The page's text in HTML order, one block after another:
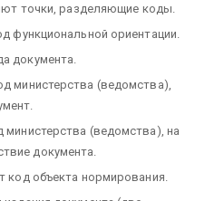
точки, разделяющие коды.
функциональной ориентации.
документа.
министерства (ведомства),
министерства (ведомства), на
документа.
код объекта нормирования.